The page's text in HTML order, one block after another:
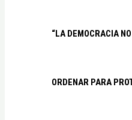
“LA DEMOCRACIA
ORDENAR PARA